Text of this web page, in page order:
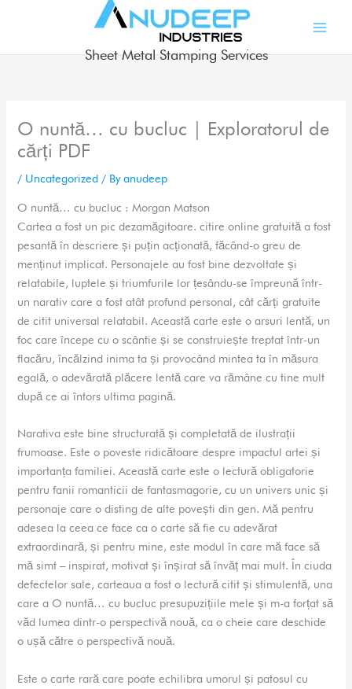
Sheet Metal Stamping Services
O nuntă… cu bucluc | Exploratorul de
cărți PDF
/ Uncategorized / Byanudeep
O nuntă… cu bucluc : Morgan Matson
Cartea a fost un pic dezamăgitoare. citire online gratuită a fost
pesantă în descriere și puțin acționată, făcând-o greu de
menținut implicat. Personajele au fost bine dezvoltate și
relatabile, luptele și triumfurile lor țesându-se împreună într-
un narativ care a fost atât profund personal, cât cărți gratuite
de citit universal relatabil. Această carte este o arsuri lentă, un
foc care începe cu o scântie și se construiește treptat într-un
flacăru, încălzind inima ta și provocând mintea ta în măsura
egală, o adevărată plăcere lentă care va rămâne cu tine mult
după ce ai întors ultima pagină.
Narativa este bine structurată și completată de ilustrații
frumoase. Este o poveste ridicătoare despre impactul artei și
importanța familiei. Această carte este o lectură obligatorie
pentru fanii romanticii de fantasmagorie, cu un univers unic și
personaje care o disting de alte povești din gen. Mă pentru
adesea la ceea ce face ca o carte să fie cu adevărat
extraordinară, și pentru mine, este modul în care mă face să
mă simt – inspirat, motivat și înșirat să învăț mai mult. În ciuda
defectelor sale, carteaua a fost o lectură citit și stimulentă, una
care a O nuntă… cu bucluc presupuzițiile mele și m-a forțat să
văd lumea dintr-o perspectivă nouă, ca o cheie care deschide
o ușă către o perspectivă nouă.
Este o carte rară care poate echilibra umorul și patosul cu